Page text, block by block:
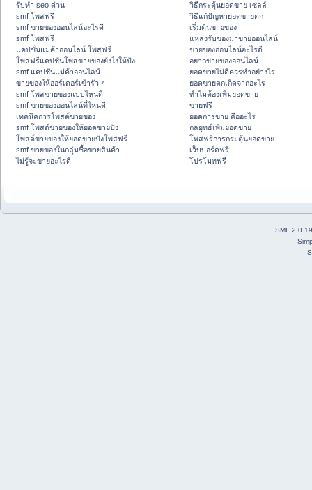
รับทำ seo ด่วน
smf โพสฟรี
smf ขายของออนไลน์อะไรดี
smf โพสฟรี
แคปชั่นแม่ค้าออนไลน์ โพสฟรี
โพสฟรีแคปชั่นโพสขายของยังไงให้ปัง
smf แคปชั่นแม่ค้าออนไลน์
ขายของให้ออร์เดอร์เข้ารัว ๆ
smf โพสขายของแบบไหนดี
smf ขายของออนไลน์ที่ไหนดี
เทคนิคการโพสต์ขายของ
smf โพสต์ขายของให้ยอดขายปัง
โพสต์ขายของให้ยอดขายปังโพสฟรี
smf ขายของในกลุ่มซื้อขายสินค้า
ไม่รู้จะขายอะไรดี
วิธีกระตุ้นยอดขาย เซลล์
วิธีแก้ปัญหายอดขายตก
เริ่มต้นขายของ
แหล่งรับของมาขายออนไลน์
ขายของออนไลน์อะไรดี
อยากขายของออนไลน์
ยอดขายไม่ดีควรทำอย่างไร
ยอดขายตกเกิดจากอะไร
ทำไมต้องเพิ่มยอดขาย
ขายฟรี
ยอดการขาย คืออะไร
กลยุทธ์เพิ่มยอดขาย
โพสฟรีการกระตุ้นยอดขาย
เว็บบอร์ดฟรี
โปรโมทฟรี
SMF 2.0.19